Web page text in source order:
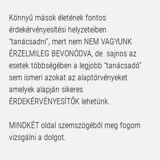
Könnyű mások életének fontos
érdekérvényesítési helyzeteiben
“tanácsadni”, mert nem NEM VAGYUNK
ÉRZELMILEG BEVONÓDVA, de  sajnos az
esetek többségében a legjobb “tanácsadó”
sem ismeri azokat az alaptörvényeket
amelyek alapján sikeres
ÉRDEKÉRVÉNYESÍTŐK lehetünk.
MINDKÉT oldal szemszögéből meg fogom
vizsgálni a dolgot.